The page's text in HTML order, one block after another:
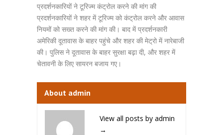
प्रदर्शनकारियों ने टूरिज्म कंट्रोल करने की मांग की
प्रदर्शनकारियों ने शहर में टूरिज्म को कंट्रोल करने और आवास
नियमों को सख्त करने की मांग की। बाद में प्रदर्शनकारी
अमेरिकी दूतावास के बाहर पहुंचे और शहर की मेट्रो में नारेबाजी
की। पुलिस ने दूतावास के बाहर सुरक्षा बढ़ा दी, और शहर में
चेतावनी के लिए सायरन बजाय गए।
About admin
View all posts by admin
→